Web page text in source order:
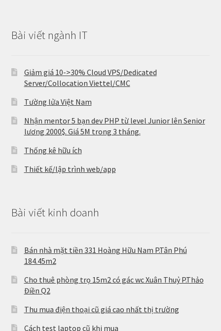
Bài viết ngành IT
Giảm giá 10->30% Cloud VPS/Dedicated
Server/Collocation Viettel/CMC
Tường lửa Việt Nam
Nhận mentor 5 bạn dev PHP từ level Junior lên Senior
lương 2000$. Giá 5M trong 3 tháng.
Thống kê hữu ích
Thiết kế/lập trình web/app
Bài viết kinh doanh
Bán nhà mặt tiền 331 Hoàng Hữu Nam P.Tân Phú
184.45m2
Cho thuê phòng trọ 15m2 có gác wc Xuân Thuỷ P.Thảo
Điền Q2
Thu mua điện thoại cũ giá cao nhất thị trường
Cách test laptop cũ khi mua